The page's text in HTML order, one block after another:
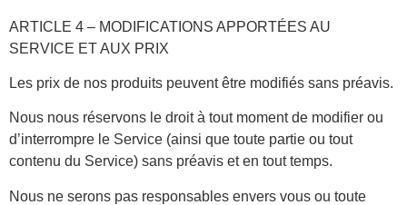
ARTICLE 4 – MODIFICATIONS APPORTÉES AU
SERVICE ET AUX PRIX
Les prix de nos produits peuvent être modifiés sans préavis.
Nous nous réservons le droit à tout moment de modifier ou
d’interrompre le Service (ainsi que toute partie ou tout
contenu du Service) sans préavis et en tout temps.
Nous ne serons pas responsables envers vous ou toute